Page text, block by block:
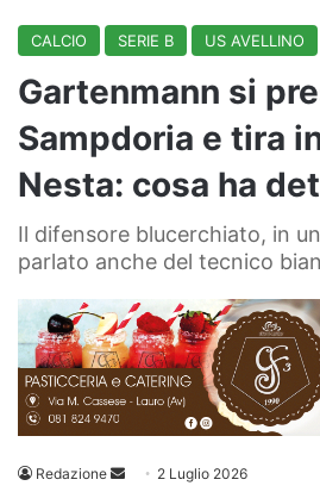
CALCIO SERIE B US AVELLINO
Gartenmann si
Sampdoria e tira
Nesta: cosa ha
Il difensore blucerchiato, in
parlato anche del tecnico
Redazione
Invia 2 Luglio 2026